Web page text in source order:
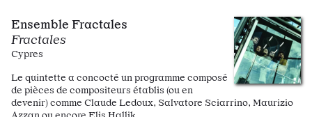
Ensemble Fractales
Fractales
Cypres
Le quintette a concocté un programme composé
de pièces de compositeurs établis (ou en
devenir) comme Claude Ledoux, Salvatore Sciarrino, Maurizio